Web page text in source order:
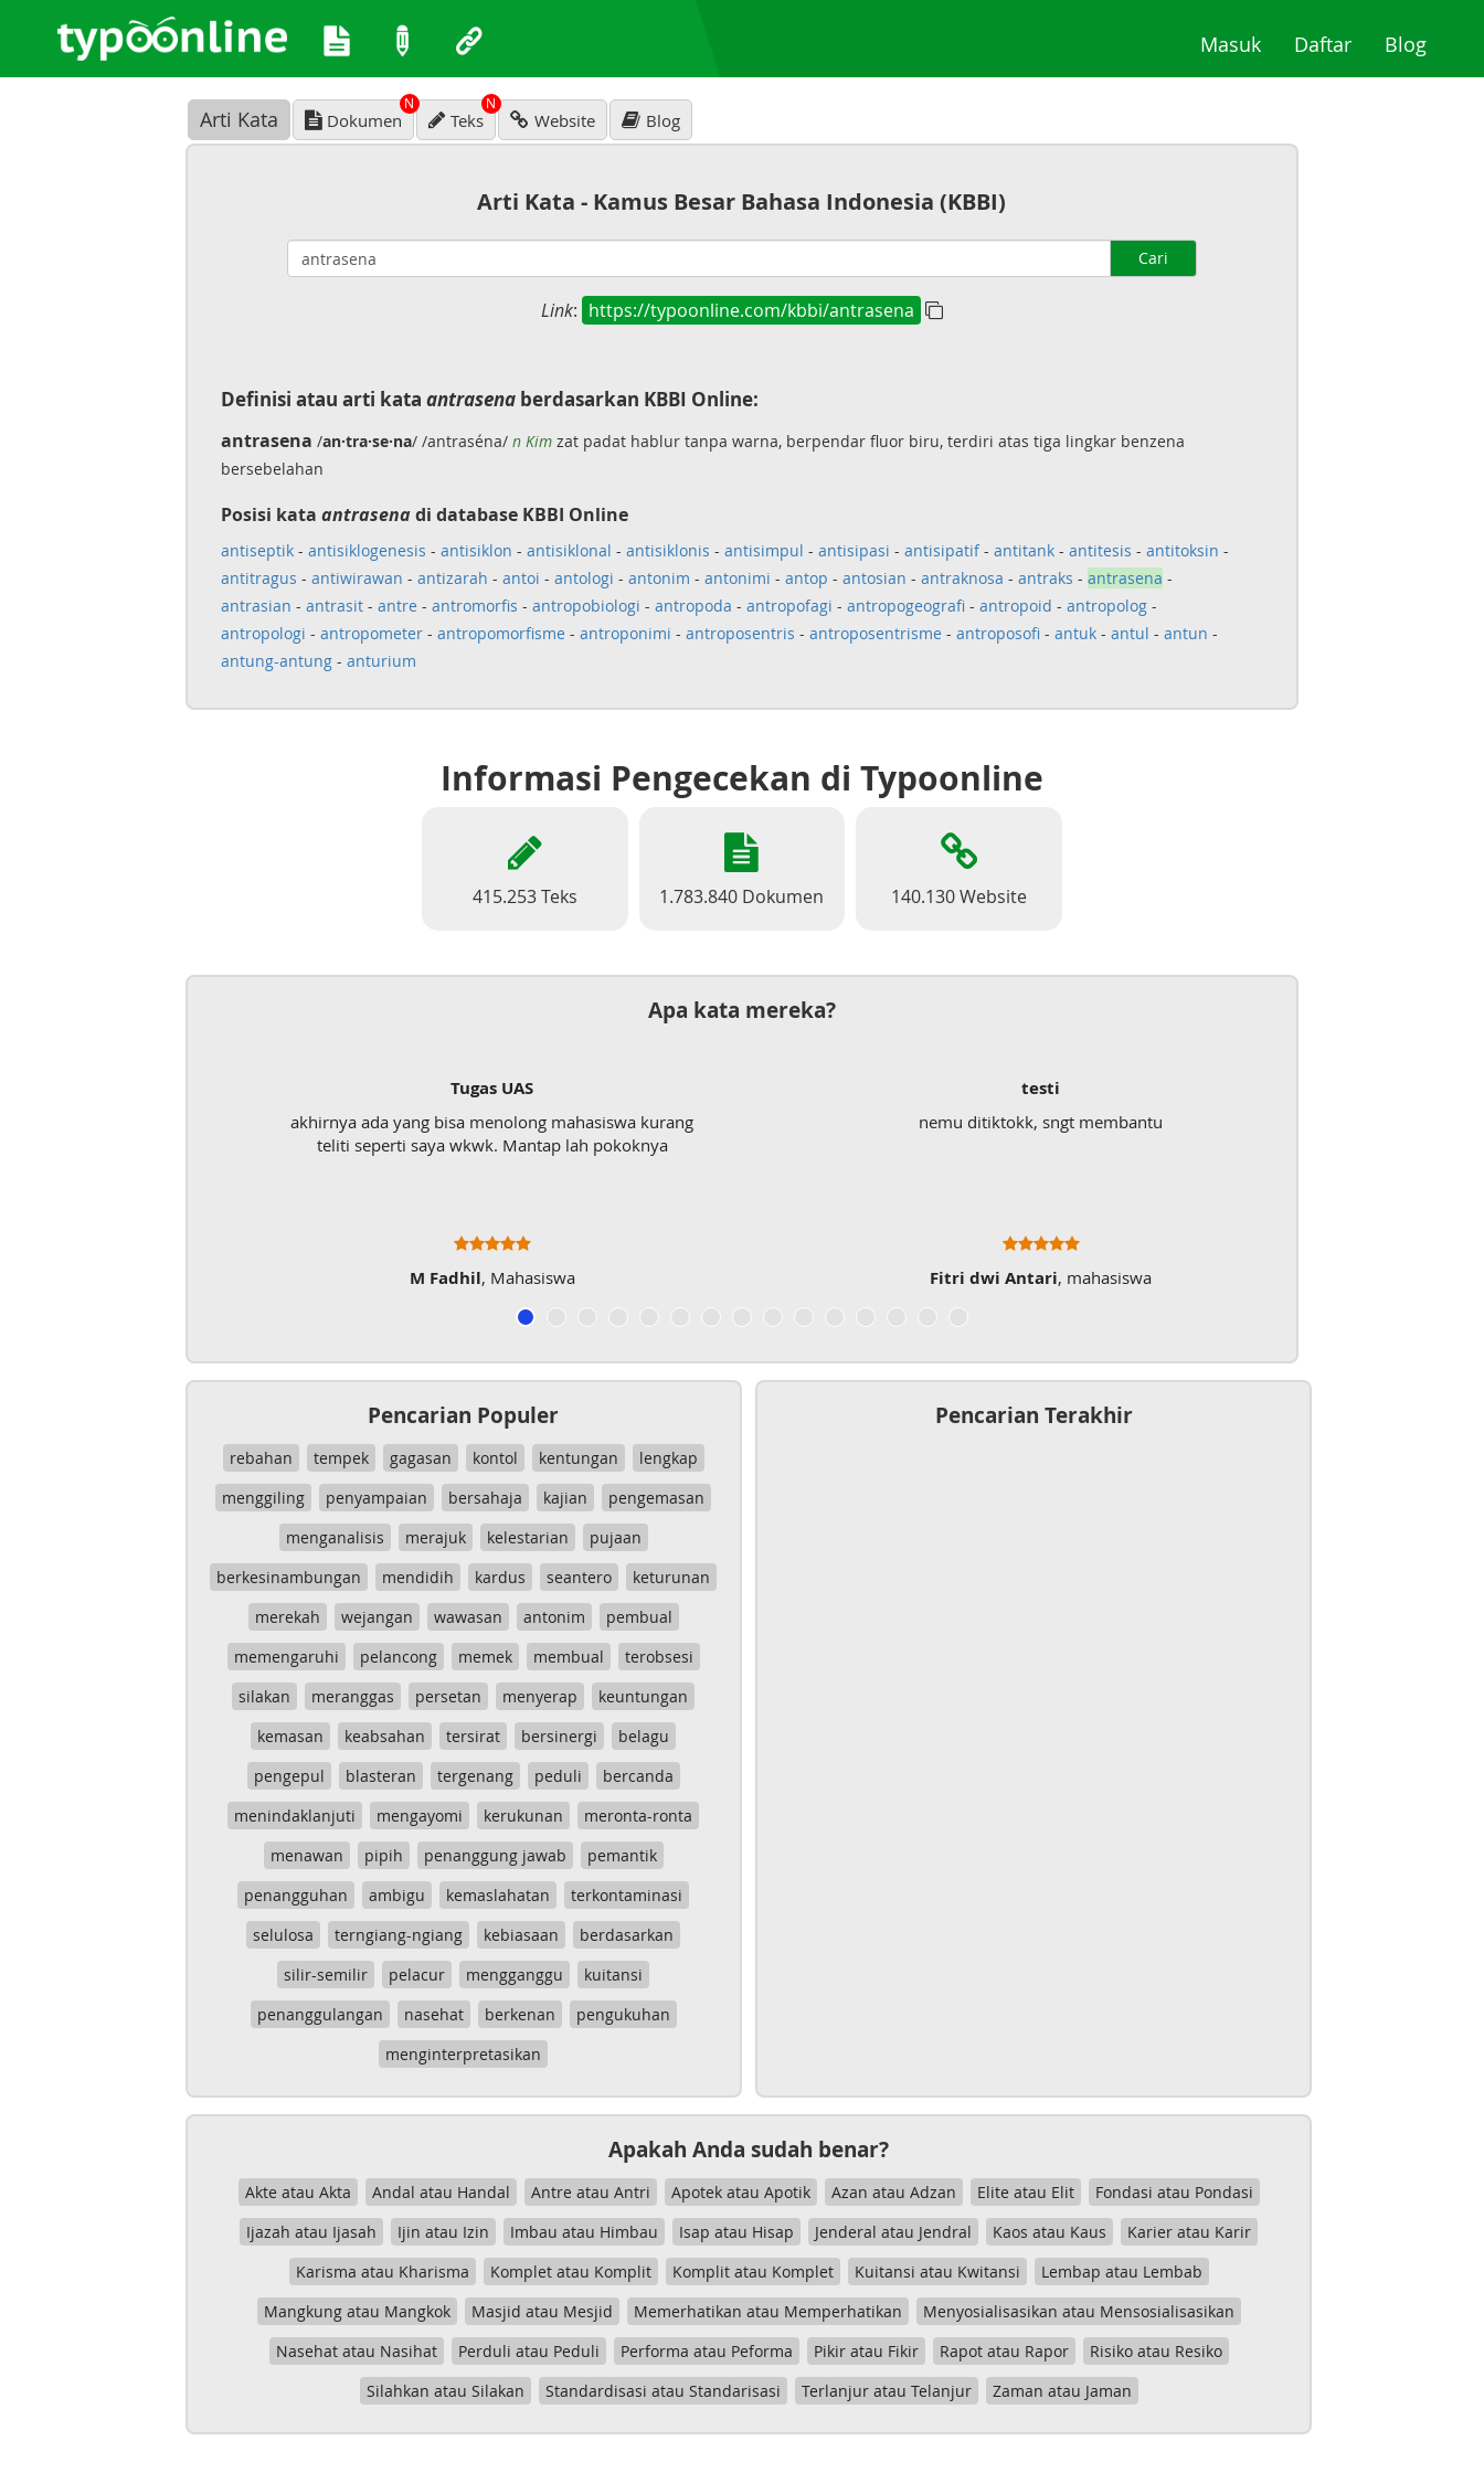
Masuk(current)
Daftar(current)
Blog
Arti Kata Dokumen
N
Teks
N
Website Blog
Arti Kata - Kamus Besar Bahasa Indonesia (KBBI)
Cari
Link: https://typoonline.com/kbbi/antrasena
Definisi atau arti kata antrasenaberdasarkan KBBI Online:
antrasena /an·tra·se·na/ /antraséna/ n Kimzat padat hablur tanpa warna, berpendar fluor biru, terdiri atas tiga lingkar benzena
bersebelahan
Posisi kata antrasenadi database KBBI Online
antiseptik- antisiklogenesis - antisiklon - antisiklonal - antisiklonis - antisimpul - antisipasi - antisipatif- antitank- antitesis - antitoksin -
antitragus - antiwirawan - antizarah - antoi - antologi - antonim - antonimi - antop - antosian - antraknosa - antraks - antrasena -
antrasian - antrasit- antre - antromorfis - antropobiologi - antropoda - antropofagi - antropogeografi - antropoid - antropolog-
antropologi - antropometer- antropomorfisme - antroponimi - antroposentris - antroposentrisme - antroposofi - antuk- antul - antun -
antung-antung- anturium
Informasi Pengecekan di Typoonline
415.253 Teks 1.783.840 Dokumen 140.130 Website
Apa kata mereka?
Tugas UAS
akhirnya ada yang bisa menolong mahasiswa kurang
teliti seperti saya wkwk. Mantap lah pokoknya
M Fadhil, Mahasiswa
testi
nemu ditiktokk, sngt membantu
Fitri dwi Antari, mahasiswa
Pencarian Populer
rebahan tempek gagasan kontol kentungan
lengkap
menggiling
penyampaian bersahaja kajian
pengemasan
menganalisis
merajuk kelestarian
pujaan
berkesinambungan
mendidih kardus seantero
keturunan
merekah
wejangan wawasan antonim
pembual
memengaruhi
pelancong memek membual
terobsesi
silakan
meranggas persetan menyerap
keuntungan
kemasan
keabsahan tersirat bersinergi
belagu
pengepul
blasteran tergenang peduli
bercanda
menindaklanjuti
mengayomi kerukunan
meronta-ronta
menawan
pipih penanggung jawab
pemantik
penangguhan
ambigu kemaslahatan
terkontaminasi
selulosa
terngiang-ngiang kebiasaan
berdasarkan
silir-semilir
pelacur mengganggu
kuitansi
penanggulangan
nasehat berkenan
pengukuhan
menginterpretasikan
Pencarian Terakhir
Apakah Anda sudah benar?
Akte atau Akta Andal atau Handal Antre atau Antri Apotek atau Apotik Azan atau Adzan Elite atau Elit
Fondasi atau Pondasi
Ijazah atau Ijasah
Ijin atau Izin Imbau atau Himbau Isap atau Hisap Jenderal atau Jendral Kaos atau Kaus
Karier atau Karir
Karisma atau Kharisma
Komplet atau Komplit Komplit atau Komplet Kuitansi atau Kwitansi
Lembap atau Lembab
Mangkung atau Mangkok
Masjid atau Mesjid Memerhatikan atau Memperhatikan
Menyosialisasikan atau Mensosialisasikan
Nasehat atau Nasihat
Perduli atau Peduli Performa atau Peforma Pikir atau Fikir Rapot atau Rapor
Risiko atau Resiko
Silahkan atau Silakan
Standardisasi atau Standarisasi Terlanjur atau Telanjur Zaman atau Jaman